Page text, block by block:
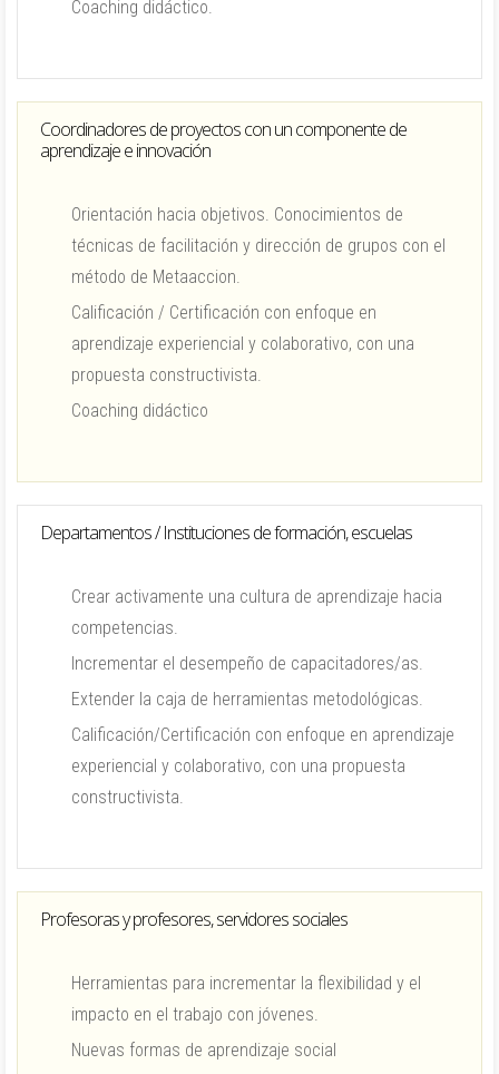
Coaching didáctico.
Coordinadores de proyectos con un componente de
aprendizaje e innovación
Orientación hacia objetivos. Conocimientos de
técnicas de facilitación y dirección de grupos con el
método de Metaaccion.
Calificación / Certificación con enfoque en
aprendizaje experiencial y colaborativo, con una
propuesta constructivista.
Coaching didáctico
Departamentos / Instituciones de formación, escuelas
Crear activamente una cultura de aprendizaje hacia
competencias.
Incrementar el desempeño de capacitadores/as.
Extender la caja de herramientas metodológicas.
Calificación/Certificación con enfoque en aprendizaje
experiencial y colaborativo, con una propuesta
constructivista.
Profesoras y profesores, servidores sociales
Herramientas para incrementar la flexibilidad y el
impacto en el trabajo con jóvenes.
Nuevas formas de aprendizaje social